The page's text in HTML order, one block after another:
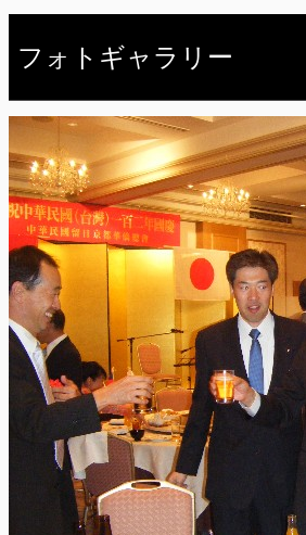
フォトギャラリー